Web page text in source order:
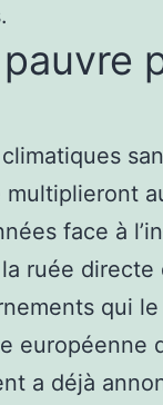
face à
ruée directe
qui
européenne
a déjà